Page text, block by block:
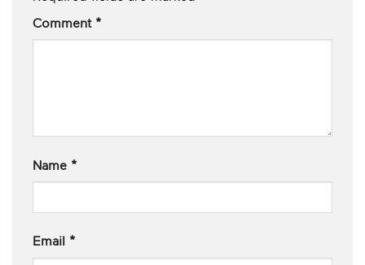
Comment *
Name *
Email *